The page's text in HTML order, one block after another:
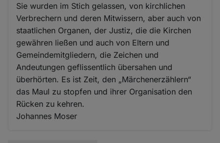
Sie wurden im Stich gelassen, von kirchlichen
Verbrechern und deren Mitwissern, aber auch von
staatlichen Organen, der Justiz, die die Kirchen
gewähren ließen und auch von Eltern und
Gemeindemitgliedern, die Zeichen und
Andeutungen geflissentlich übersahen und
überhörten. Es ist Zeit, den „Märchenerzählern“
das Maul zu stopfen und ihrer Organisation den
Rücken zu kehren.
Johannes Moser